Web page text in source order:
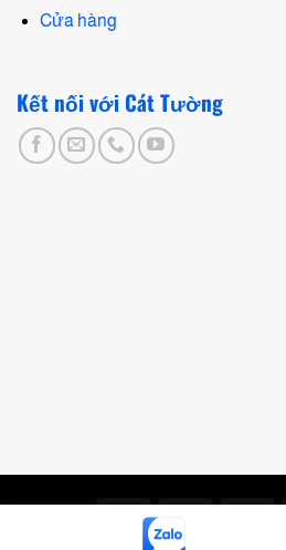
Cửa hàng
Kết nối với Cát Tường